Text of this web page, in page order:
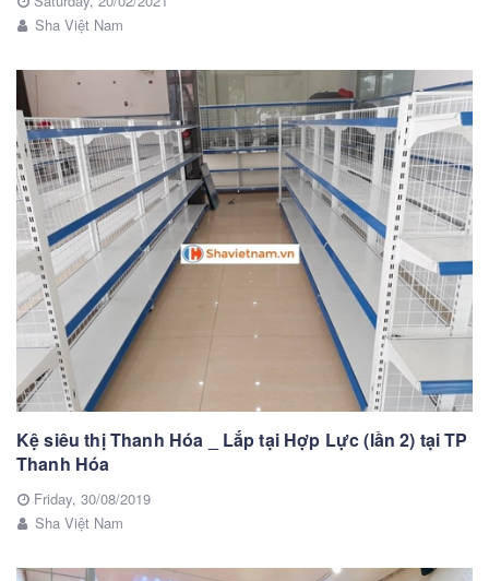
Sha Việt Nam
Kệ siêu thị Thanh Hóa _ Lắp tại Hợp Lực (lần 2) tại TP
Thanh Hóa
Friday, 30/08/2019
Sha Việt Nam